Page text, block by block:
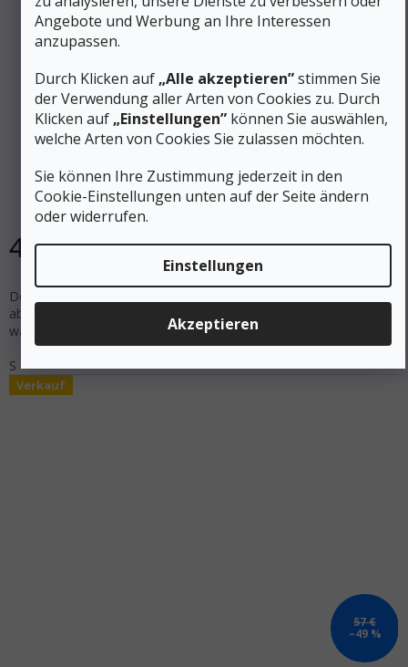
Angebote und Werbung an Ihre Interessen
anzupassen.
Durch Klicken auf „Alle akzeptieren”stimmen Sie
der Verwendung aller Arten von Cookies zu. Durch
Klicken auf „Einstellungen” können Sie auswählen,
welche Arten von Cookies Sie zulassen möchten.
Sie können Ihre Zustimmung jederzeit in den
Cookie-Einstellungen unten auf der Seite ändern
oder widerrufen.
Einstellungen
Akzeptieren
62 €
–30 %
SEALSKINZ Waterproof Cycling Gloves WATERPROOF
ALL WEATHER MTB GLOVE schwarz/grau - schwarz
Auf Lager
43 €
Der Sealskinz Waterproof All Weather MTB Glove ist ein robuster,
aber leichter, wasserdichter Mountainbike-Handschuh. Zuverlässig
warm und atmungsaktiv zur gleichen Zeit.
S
Verkauf
57 €
–49 %